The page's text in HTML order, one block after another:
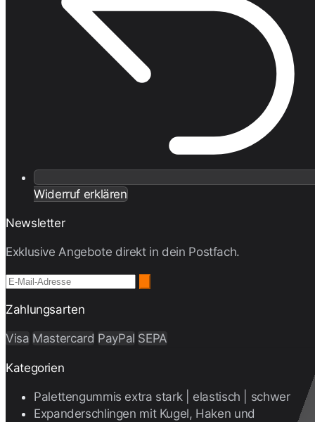
Widerruf erklären
Newsletter
Exklusive Angebote direkt in dein Postfach.
Zahlungsarten
Visa Mastercard PayPal SEPA
Kategorien
Palettengummis extra stark | elastisch | schwer
Expanderschlingen mit Kugel, Haken und